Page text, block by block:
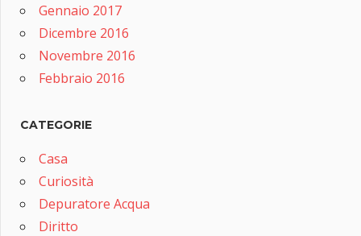
Gennaio 2017
Dicembre 2016
Novembre 2016
Febbraio 2016
CATEGORIE
Casa
Curiosità
Depuratore Acqua
Diritto